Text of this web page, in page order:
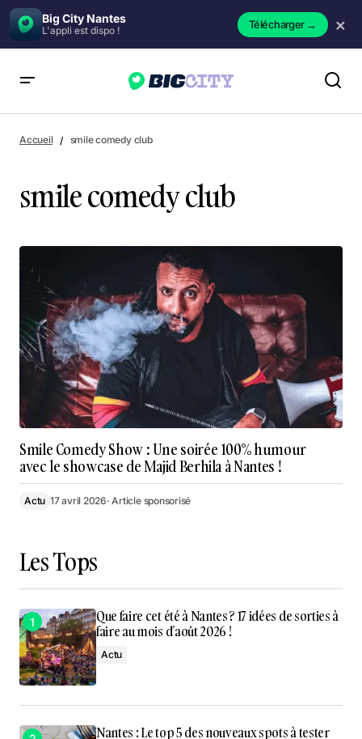
Big City Nantes
L'appli est dispo ! Télécharger→ ×
Accueil smile comedy club
smile comedy club
Smile Comedy Show : Une soirée 100% humour
avec le showcase de Majid Berhila à Nantes !
Actu 17 avril 2026· Article sponsorisé
Les Tops
Que faire cet été à Nantes ? 17 idées de sorties à
faire au mois d’août 2026 !
Actu
Nantes : Le top 5 des nouveaux spots à tester